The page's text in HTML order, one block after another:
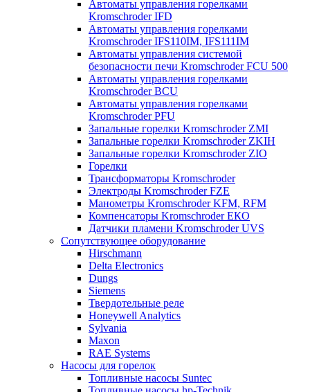
Автоматы управления горелками
Kromschroder IFD
Автоматы управления горелками
Kromschroder IFS110IM, IFS111IM
Автоматы управления системой
безопасности печи Kromschroder FCU 500
Автоматы управления горелками
Kromschroder BCU
Автоматы управления горелками
Kromschroder PFU
Запальные горелки Kromschroder ZМI
Запальные горелки Kromschroder ZKIH
Запальные горелки Kromschroder ZIO
Горелки
Трансформаторы Kromschroder
Электроды Kromschroder FZE
Манометры Kromschroder KFM, RFM
Компенсаторы Kromschroder ЕКО
Датчики пламени Kromschroder UVS
Сопутствующее оборудование
Hirschmann
Delta Electronics
Dungs
Siemens
Твердотельные реле
Honeywell Analytics
Sylvania
Maxon
RAE Systems
Насосы для горелок
Топливные насосы Suntec